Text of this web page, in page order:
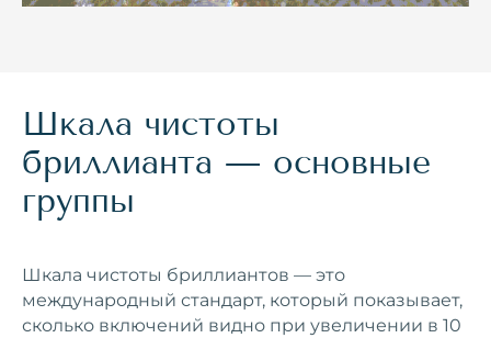
Шкала чистоты
бриллианта — основные
группы
Шкала чистоты бриллиантов — это
международный стандарт, который показывает,
сколько включений видно при увеличении в 10